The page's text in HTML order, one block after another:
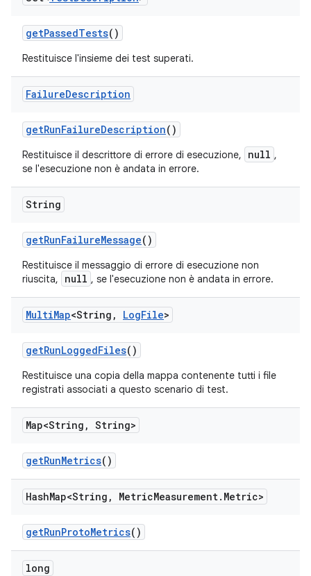
getPassedTests()
Restituisce l'insieme dei test superati.
FailureDescription
getRunFailureDescription()
Restituisce il descrittore di errore di esecuzione, null ,
se l'esecuzione non è andata in errore.
String
getRunFailureMessage()
Restituisce il messaggio di errore di esecuzione non
riuscita,
null , se l'esecuzione non è andata in errore.
MultiMap<String , LogFile>
getRunLoggedFiles()
Restituisce una copia della mappa contenente tutti i file
registrati associati a questo scenario di test.
Map<String , String>
getRunMetrics()
HashMap<String , MetricMeasurement. Metric>
getRunProtoMetrics()
long